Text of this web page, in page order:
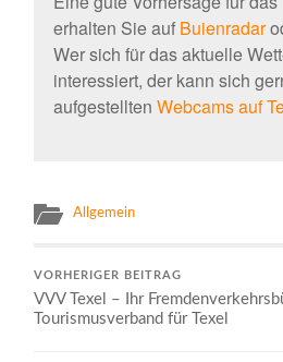
erhalten Sie auf Buienradar
Wer sich für das aktuelle
interessiert, der kann sich
aufgestellten Webcams auf
Allgemein
VORHERIGER BEITRAG
VVV Texel – Ihr
Tourismusverband für Texel